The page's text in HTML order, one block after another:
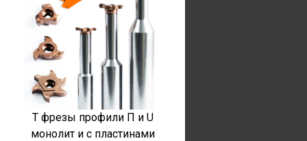
T фрезы профили П и U
монолит и с пластинами